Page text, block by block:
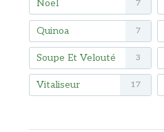
Noël 7
Quinoa 7
Soupe Et Velouté 3
Vitaliseur 17